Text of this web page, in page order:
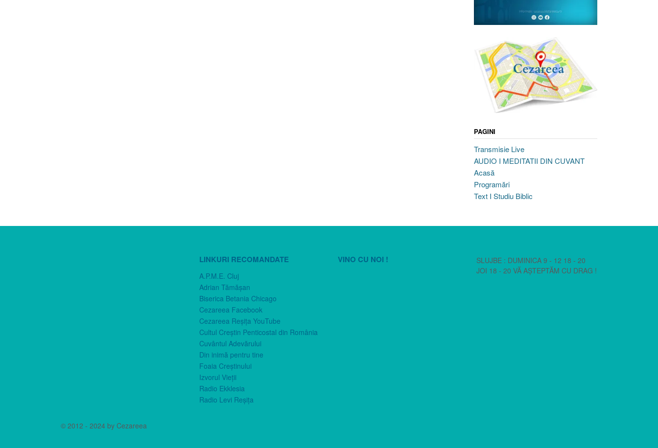
PAGINI
Transmisie Live
AUDIO I MEDITATII DIN CUVANT
Acasă
Programări
Text I Studiu Biblic
LINKURI RECOMANDATE
A.P.M.E. Cluj
Adrian Tămăşan
Biserica Betania Chicago
Cezareea Facebook
Cezareea Reşiţa YouTube
Cultul Creştin Penticostal din România
Cuvântul Adevărului
Din inimă pentru tine
Foaia Creştinului
Izvorul Vieţii
Radio Ekklesia
Radio Levi Reşiţa
VINO CU NOI !
SLUJBE : DUMINICA 9 - 12 18 - 20
JOI 18 - 20 VĂ AȘTEPTĂM CU DRAG !
© 2012 - 2024 by Cezareea